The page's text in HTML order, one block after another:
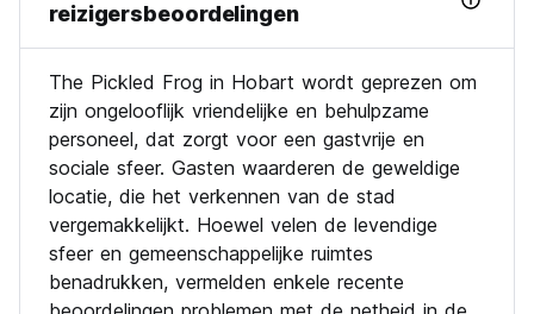
reizigersbeoordelingen
The Pickled Frog in Hobart wordt geprezen om
zijn ongelooflijk vriendelijke en behulpzame
personeel, dat zorgt voor een gastvrije en
sociale sfeer. Gasten waarderen de geweldige
locatie, die het verkennen van de stad
vergemakkelijkt. Hoewel velen de levendige
sfeer en gemeenschappelijke ruimtes
benadrukken, vermelden enkele recente